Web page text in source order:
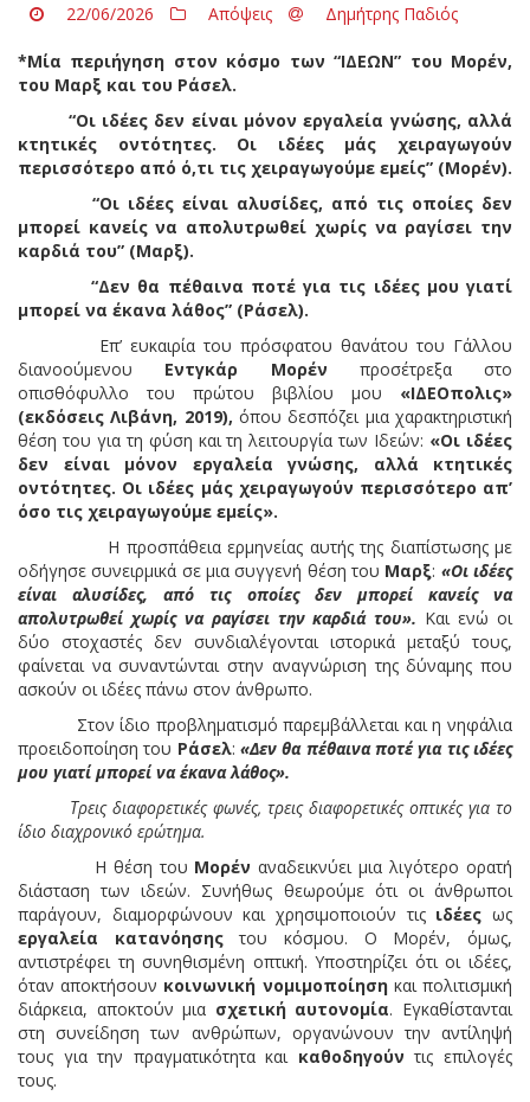
22/06/2026 Απόψεις Δημήτρης Παδιός
*Μία περιήγηση στον κόσμο των “ΙΔΕΩΝ” του Μορέν,
του Μαρξ και του Ράσελ.
“Οι ιδέες δεν είναι μόνον εργαλεία γνώσης, αλλά
κτητικές οντότητες. Οι ιδέες μάς χειραγωγούν
περισσότερο από ό,τι τις χειραγωγούμε εμείς” (Μορέν).
“Οι ιδέες είναι αλυσίδες, από τις οποίες δεν
μπορεί κανείς να απολυτρωθεί χωρίς να ραγίσει την
καρδιά του” (Μαρξ).
“Δεν θα πέθαινα ποτέ για τις ιδέες μου γιατί
μπορεί να έκανα λάθος” (Ράσελ).
Επ’ ευκαιρία του πρόσφατου θανάτου του Γάλλου
διανοούμενου Εντγκάρ Μορέν προσέτρεξα στο
οπισθόφυλλο του πρώτου βιβλίου μου «ΙΔΕΟπολις»
(εκδόσεις Λιβάνη, 2019), όπου δεσπόζει μια χαρακτηριστική
θέση του για τη φύση και τη λειτουργία των Ιδεών: «Οι ιδέες
δεν είναι μόνον εργαλεία γνώσης, αλλά κτητικές
οντότητες. Οι ιδέες μάς χειραγωγούν περισσότερο απ’
όσο τις χειραγωγούμε εμείς».
Η προσπάθεια ερμηνείας αυτής της διαπίστωσης με
οδήγησε συνειρμικά σε μια συγγενή θέση του Μαρξ: «Οι ιδέες
είναι αλυσίδες, από τις οποίες δεν μπορεί κανείς να
απολυτρωθεί χωρίς να ραγίσει την καρδιά του». Και ενώ οι
δύο στοχαστές δεν συνδιαλέγονται ιστορικά μεταξύ τους,
φαίνεται να συναντώνται στην αναγνώριση της δύναμης που
ασκούν οι ιδέες πάνω στον άνθρωπο.
Στον ίδιο προβληματισμό παρεμβάλλεται και η νηφάλια
προειδοποίηση του Ράσελ:«Δεν θα πέθαινα ποτέ για τις ιδέες
μου γιατί μπορεί να έκανα λάθος».
Τρεις διαφορετικές φωνές, τρεις διαφορετικές οπτικές για το
ίδιο διαχρονικό ερώτημα.
Η θέση του Μορέν αναδεικνύει μια λιγότερο ορατή
διάσταση των ιδεών. Συνήθως θεωρούμε ότι οι άνθρωποι
παράγουν, διαμορφώνουν και χρησιμοποιούν τις ιδέες ως
εργαλεία κατανόησηςτου κόσμου. Ο Μορέν, όμως,
αντιστρέφει τη συνηθισμένη οπτική. Υποστηρίζει ότι οι ιδέες,
όταν αποκτήσουν κοινωνική νομιμοποίησηκαι πολιτισμική
διάρκεια, αποκτούν μια σχετική αυτονομία. Εγκαθίστανται
στη συνείδηση των ανθρώπων, οργανώνουν την αντίληψή
τους για την πραγματικότητα και καθοδηγούντις επιλογές
τους.